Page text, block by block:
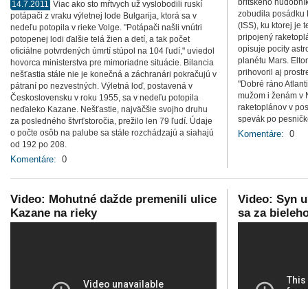
14.7.2011 Viac ako sto mŕtvych už vyslobodili ruskí
potápači z vraku výletnej lode Bulgarija, ktorá sa v
nedeľu potopila v rieke Volge. "Potápači našli vnútri
potopenej lodi ďalšie telá žien a detí, a tak počet
oficiálne potvrdených úmrtí stúpol na 104 ľudí," uviedol
hovorca ministerstva pre mimoriadne situácie. Bilancia
nešťastia stále nie je konečná a záchranári pokračujú v
pátraní po nezvestných. Výletná loď, postavená v
Československu v roku 1955, sa v nedeľu potopila
neďaleko Kazane. Nešťastie, najväčšie svojho druhu
za posledného štvrťstoročia, prežilo len 79 ľudí. Údaje
o počte osôb na palube sa stále rozchádzajú a siahajú
od 192 po 208.
Komentáre: 0
britského
zobudila posádku
(ISS), ku ktorej je
pripojený
opisuje pocity
planétu Mars.
prihovoril aj
"Dobré ráno
mužom i ženám v
raketoplánov v
spevák po
Komentáre: 0
Video: Mohutné dažde premenili ulice
Kazane na rieky
Video: Syn
sa za